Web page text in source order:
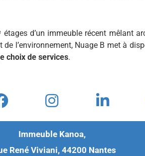
étages d’un immeuble récent mêlant
de l’environnement, Nuage B met à
choix de services.
Immeuble Kanoa,
René Viviani, 44200 Nantes